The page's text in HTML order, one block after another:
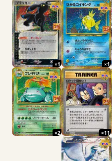
×1 ×1
×2 ×11